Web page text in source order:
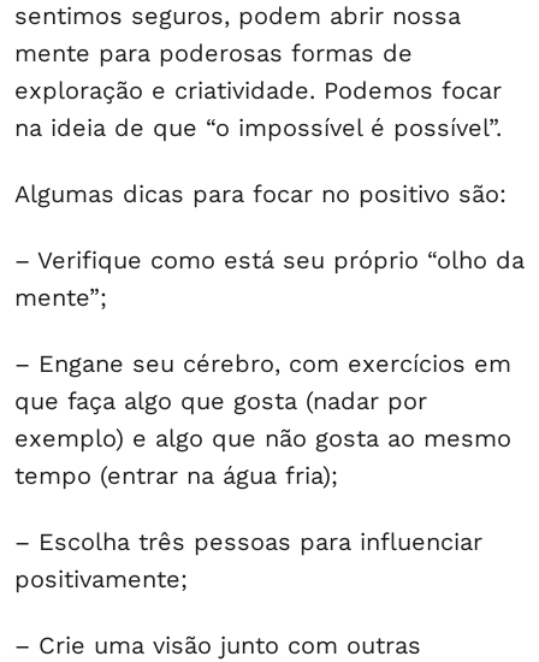
sentimos seguros, podem abrir nossa
mente para poderosas formas de
exploração e criatividade. Podemos focar
na ideia de que “o impossível é possível”.
Algumas dicas para focar no positivo são:
– Verifique como está seu próprio “olho da
mente”;
– Engane seu cérebro, com exercícios em
que faça algo que gosta (nadar por
exemplo) e algo que não gosta ao mesmo
tempo (entrar na água fria);
– Escolha três pessoas para influenciar
positivamente;
– Crie uma visão junto com outras